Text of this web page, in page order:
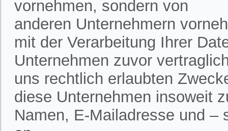
vornehmen, sondern von
anderen Unternehmern
mit der Verarbeitung Ihrer
Unternehmen zuvor
uns rechtlich erlaubten
diese Unternehmen insoweit
Namen, E-Mailadresse und –